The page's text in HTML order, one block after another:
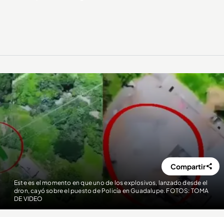
Este es el momento en que uno de los explosivos, lanzado desde el
dron, cayó sobre el puesto de Policía en Guadalupe. FOTOS: TOMA
DE VIDEO
Compartir